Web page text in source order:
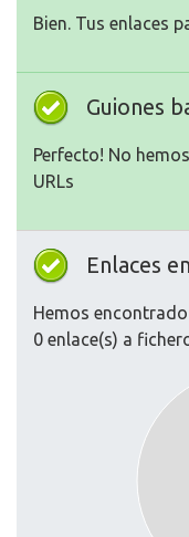
Bien. Tus enlaces
Guiones
Perfecto! No
URLs
Enlaces
Hemos
0 enlace(s) a